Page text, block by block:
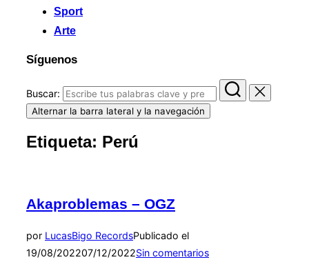
Sport
Arte
Síguenos
Buscar:
Alternar la barra lateral y la navegación
Etiqueta: Perú
Akaproblemas – OGZ
por LucasBigo RecordsPublicado el
19/08/202207/12/2022Sin comentarios